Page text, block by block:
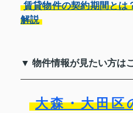
賃貸物件の契約期間とは
解説
▼ 物件情報が見たい方は
大森・大田区